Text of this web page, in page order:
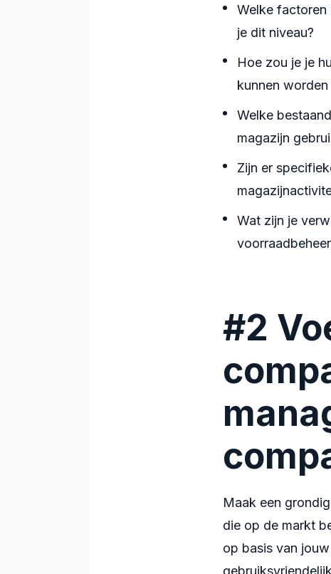
Welke factoren
je dit niveau?
Hoe zou je je
kunnen
Welke
magazijn
Zijn er
Wat zijn je
#2
Maak een
die op de markt
op basis van